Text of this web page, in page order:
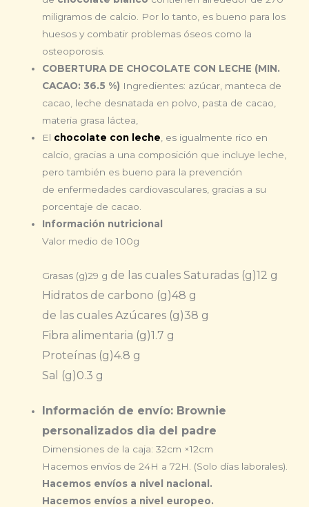
miligramos de calcio. Por lo tanto, es bueno para los
huesos y combatir problemas óseos como la
osteoporosis.
COBERTURA DE CHOCOLATE CON LECHE (MIN.
CACAO: 36.5 %) Ingredientes: azúcar, manteca de
cacao, leche desnatada en polvo, pasta de cacao,
materia grasa láctea,
El chocolate con leche , es igualmente rico en
calcio, gracias a una composición que incluye leche,
pero también es bueno para la prevención
de enfermedades cardiovasculares, gracias a su
porcentaje de cacao.
Información nutricional
Valor medio de 100g
Grasas (g)29 g de las cuales Saturadas (g)12 g
Hidratos de carbono (g)48 g
de las cuales Azúcares (g)38 g
Fibra alimentaria (g)1.7 g
Proteínas (g)4.8 g
Sal (g)0.3 g
Información de envío: Brownie
personalizados dia del padre
Dimensiones de la caja: 32cm ×12cm
Hacemos envíos de 24H a 72H. (Solo días laborales).
Hacemos envíos a nivel nacional.
Hacemos envíos a nivel europeo.